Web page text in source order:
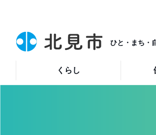
ひと・まち・
くらし